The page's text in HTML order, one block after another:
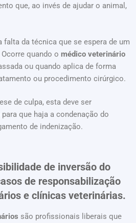
que, ao invés de ajudar o animal,
da técnica que se espera de um
quando o médico veterinário
ou quando aplica de forma
ou procedimento cirúrgico.
de culpa, esta deve ser
que haja a condenação do
de indenização.
de inversão do
de responsabilização
e clínicas veterinárias.
são profissionais liberais que